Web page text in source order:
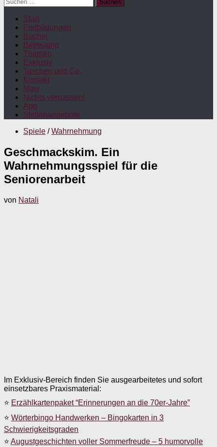
nach:
Start
Fortbildungen
Bücher
Betreuung
Themen
Exklusiv
Taschen und Co.
Kontakt
Maw
Nichts verpassen!
App
Stellenangebote
Spiele / Wahrnehmung
Geschmackskim. Ein
Wahrnehmungsspiel für die
Seniorenarbeit
von Natali
Im Exklusiv-Bereich finden Sie ausgearbeitetes und sofort
einsetzbares Praxismaterial:
⭐ Erzählkartenpaket “Erinnerungen an die 70er-Jahre”
⭐ Wörterbingo Handwerken – Bingokarten in 3
Schwierigkeitsgraden
⭐ Augustgeschichten voller Sommerfreude – 5 humorvolle